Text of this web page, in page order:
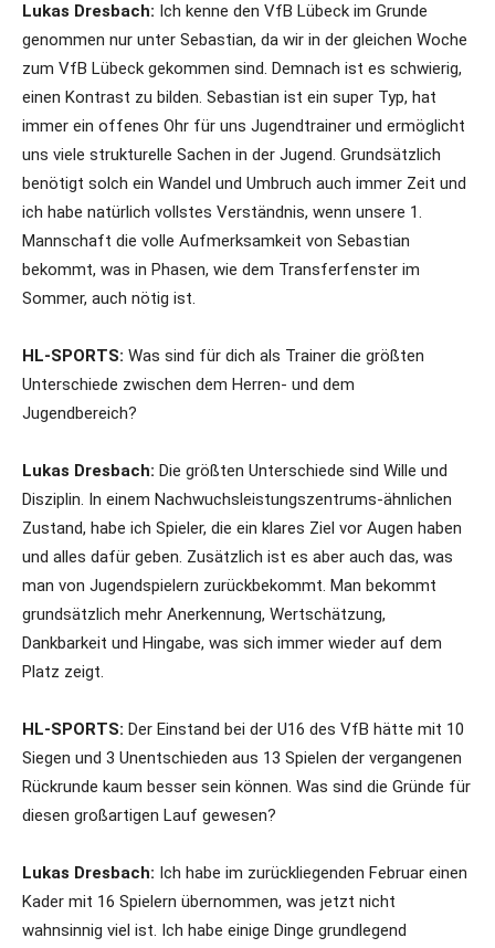
Lukas Dresbach: Ich kenne den VfB Lübeck im Grunde
genommen nur unter Sebastian, da wir in der gleichen Woche
zum VfB Lübeck gekommen sind. Demnach ist es schwierig,
einen Kontrast zu bilden. Sebastian ist ein super Typ, hat
immer ein offenes Ohr für uns Jugendtrainer und ermöglicht
uns viele strukturelle Sachen in der Jugend. Grundsätzlich
benötigt solch ein Wandel und Umbruch auch immer Zeit und
ich habe natürlich vollstes Verständnis, wenn unsere 1.
Mannschaft die volle Aufmerksamkeit von Sebastian
bekommt, was in Phasen, wie dem Transferfenster im
Sommer, auch nötig ist.
HL-SPORTS: Was sind für dich als Trainer die größten
Unterschiede zwischen dem Herren- und dem
Jugendbereich?
Lukas Dresbach: Die größten Unterschiede sind Wille und
Disziplin. In einem Nachwuchsleistungszentrums-ähnlichen
Zustand, habe ich Spieler, die ein klares Ziel vor Augen haben
und alles dafür geben. Zusätzlich ist es aber auch das, was
man von Jugendspielern zurückbekommt. Man bekommt
grundsätzlich mehr Anerkennung, Wertschätzung,
Dankbarkeit und Hingabe, was sich immer wieder auf dem
Platz zeigt.
HL-SPORTS: Der Einstand bei der U16 des VfB hätte mit 10
Siegen und 3 Unentschieden aus 13 Spielen der vergangenen
Rückrunde kaum besser sein können. Was sind die Gründe für
diesen großartigen Lauf gewesen?
Lukas Dresbach: Ich habe im zurückliegenden Februar einen
Kader mit 16 Spielern übernommen, was jetzt nicht
wahnsinnig viel ist. Ich habe einige Dinge grundlegend